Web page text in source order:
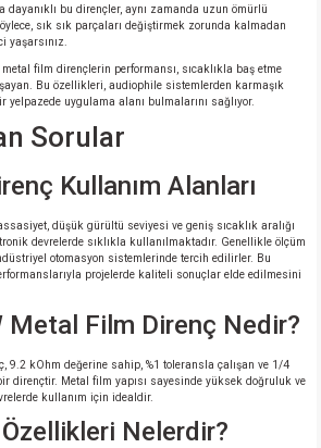
dayanıklı bu dirençler, aynı zamanda uzun ömürlü
sık sık parçaları değiştirmek zorunda kalmadan
yaşarsınız.
film dirençlerin performansı, sıcaklıkla baş etme
Bu özellikleri, audiophile sistemlerden karmaşık
uygulama alanı bulmalarını sağlıyor.
Sorular
Kullanım Alanları
düşük gürültü seviyesi ve geniş sıcaklık aralığı
devrelerde sıklıkla kullanılmaktadır. Genellikle ölçüm
otomasyon sistemlerinde tercih edilirler. Bu
projelerde kaliteli sonuçlar elde edilmesini
Metal Film Direnç Nedir?
9.2 kOhm değerine sahip, %1 toleransla çalışan ve 1/4
dirençtir. Metal film yapısı sayesinde yüksek doğruluk ve
kullanım için idealdir.
Nelerdir?